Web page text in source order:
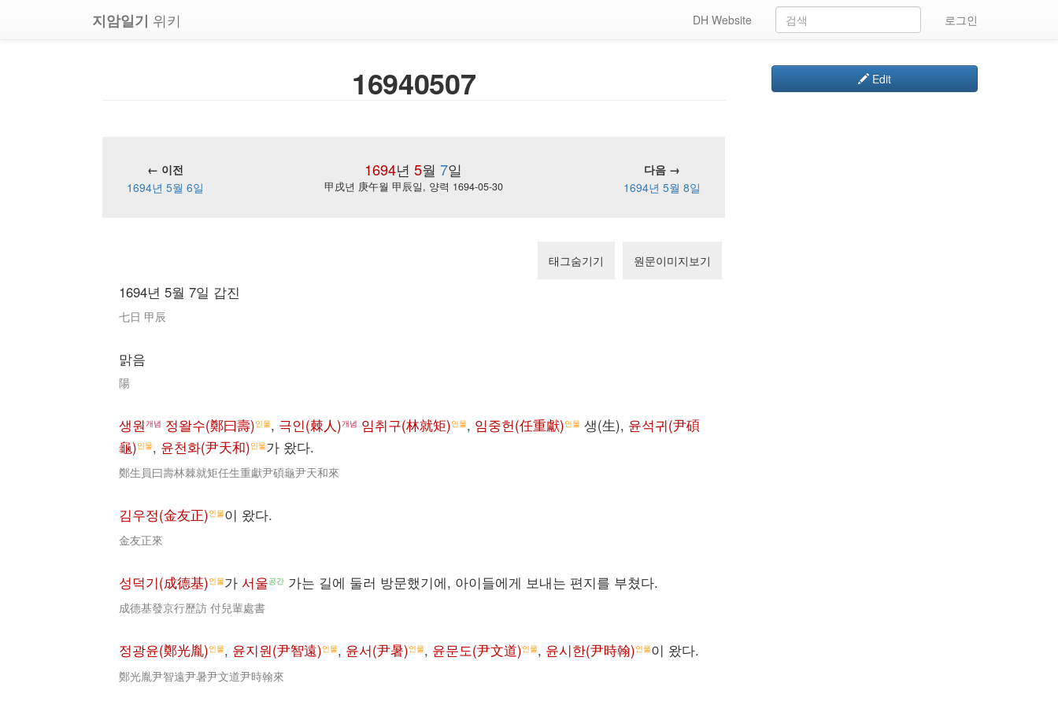
지암일기 위키 로그인
DH Website
16940507
1694년 5월 7일
← 이전
다음 →
1694년 5월 6일
甲戌년 庚午월 甲辰일, 양력 1694-05-30 1694년 5월 8일
태그숨기기 원문이미지보기
1694년 5월 7일 갑진
七日 甲辰
맑음
陽
생원 개념 정왈수(鄭曰壽)인물, 극인(棘人)개념 임취구(林就矩)인물, 임중헌(任重獻)인물 생(生), 윤석귀(尹碩
龜)인물, 윤천화(尹天和)인물가 왔다.
鄭生員曰壽林棘就矩任生重獻尹碩龜尹天和來
김우정(金友正)인물이 왔다.
金友正來
성덕기(成德基)인물가 서울공간 가는 길에 둘러 방문했기에, 아이들에게 보내는 편지를 부쳤다.
成德基發京行歷訪 付兒輩處書
정광윤(鄭光胤)인물, 윤지원(尹智遠)인물, 윤서(尹暑)인물, 윤문도(尹文道)인물, 윤시한(尹時翰)인물이 왔다.
鄭光胤尹智遠尹暑尹文道尹時翰來
Edit